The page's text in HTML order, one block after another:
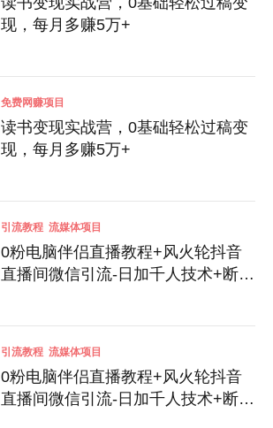
现，每月多赚5万+
免费网赚项目
读书变现实战营，0基础轻松过稿变
现，每月多赚5万+
引流教程 流媒体项目
0粉电脑伴侣直播教程+风火轮抖音
直播间微信引流-日加千人技术+断网
引流教程 流媒体项目
0粉电脑伴侣直播教程+风火轮抖音
直播间微信引流-日加千人技术+断网